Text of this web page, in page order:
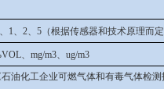
1、2、5（根据传感器和技术原理而
、mg/m3、ug/m3
石油化工企业可燃气体和有毒气体检